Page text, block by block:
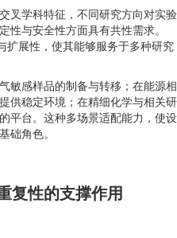
叉学科特征，不同研究方向对实验
与安全性方面具有共性需求。
扩展性，使其能够服务于多种研究
敏感样品的制备与转移；在能源相
供稳定环境；在精细化学与相关研
平台。这种多场景适配能力，使设
础角色。
复性的支撑作用